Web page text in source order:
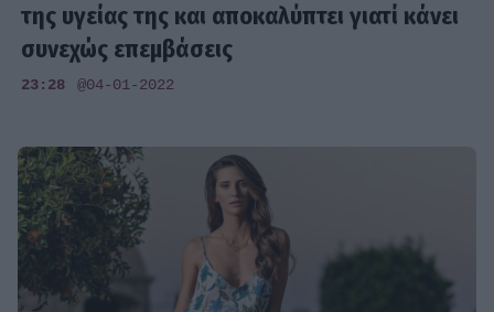
της υγείας της και αποκαλύπτει γιατί κάνει
συνεχώς επεμβάσεις
23:28 @04-01-2022